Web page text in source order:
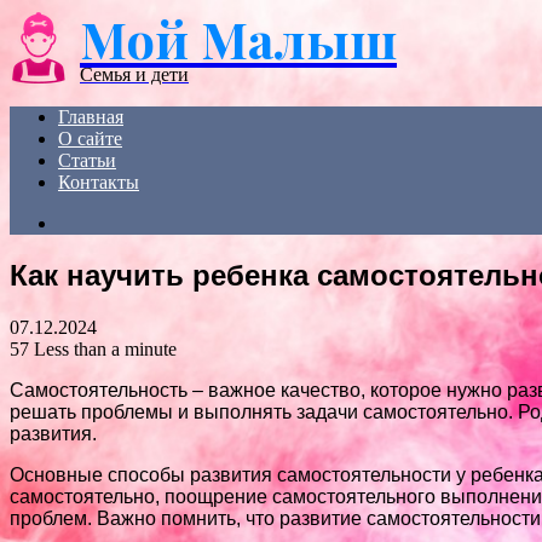
Menu Мой Малыш
Семья и дети
Главная
О сайте
Статьи
Контакты
Как научить ребенка
07.12.2024
57 Less than a minute
Самостоятельность – важное качество, которое нужно
решать проблемы и выполнять задачи самостоятельно.
развития.
Основные способы развития самостоятельности у
самостоятельно, поощрение самостоятельного
проблем. Важно помнить, что развитие